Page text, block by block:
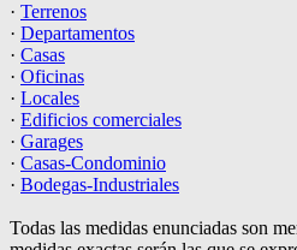
· Terrenos
· Departamentos
· Casas
· Oficinas
· Locales
· Edificios comerciales
· Garages
· Casas-Condominio
· Bodegas-Industriales
Todas las medidas enunciadas son